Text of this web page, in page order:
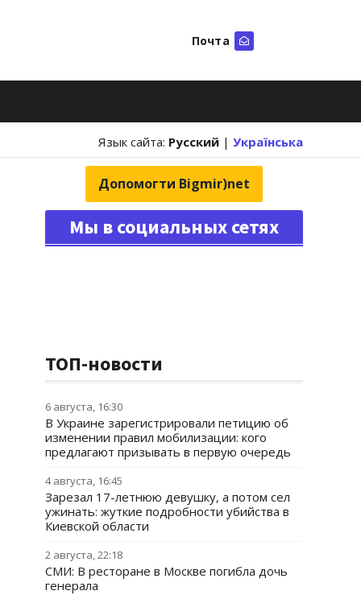
Почта
Язык сайта: Русский | Українська
Допомогти Bigmir)net
Мы в социальных сетях
ТОП-новости
6 августа, 16:30
В Украине зарегистрировали петицию об
изменении правил мобилизации: кого
предлагают призывать в первую очередь
4 августа, 16:45
Зарезал 17-летнюю девушку, а потом сел
ужинать: жуткие подробности убийства в
Киевской области
2 августа, 22:18
СМИ: В ресторане в Москве погибла дочь
генерала